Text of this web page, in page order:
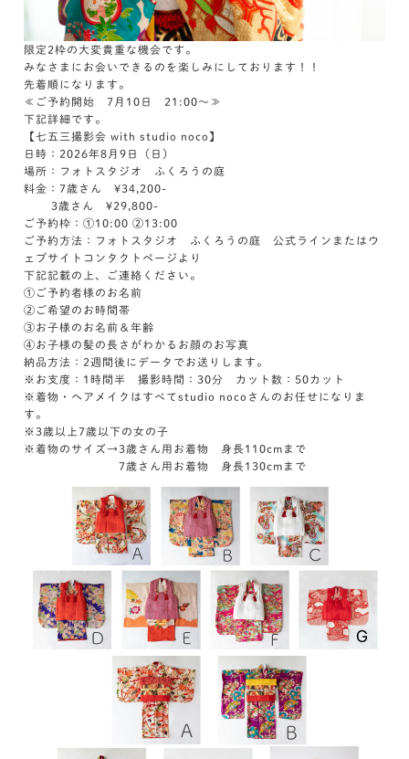
限定2枠の大変貴重な機会です。
みなさまにお会いできるのを楽しみにしております！！
先着順になります。
≪ご予約開始 7月10日 21:00～≫
下記詳細です。
【七五三撮影会 with studio noco】
日時：2026年8月9日（日）
場所：フォトスタジオ ふくろうの庭
料金：7歳さん ¥34,200-
3歳さん ¥29,800-
ご予約枠：①10:00 ②13:00
ご予約方法：フォトスタジオ ふくろうの庭 公式ラインまたはウ
ェブサイトコンタクトページより
下記記載の上、ご連絡ください。
①ご予約者様のお名前
②ご希望のお時間帯
③お子様のお名前＆年齢
④お子様の髪の長さがわかるお顔のお写真
納品方法：2週間後にデータでお送りします。
※お支度：1時間半 撮影時間：30分 カット数：50カット
※着物・ヘアメイクはすべてstudio nocoさんのお任せになりま
す。
※3歳以上7歳以下の女の子
※着物のサイズ→3歳さん用お着物 身長110cmまで
7歳さん用お着物 身長130cmまで